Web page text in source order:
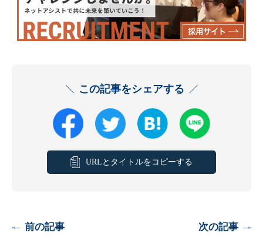
この記事をシェアする
URLとタイトルをコピーする
前の記事 次の記事